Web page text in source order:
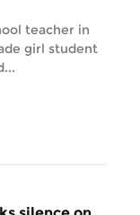
teacher in
girl student